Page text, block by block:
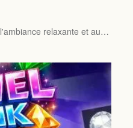
relaxante et au…